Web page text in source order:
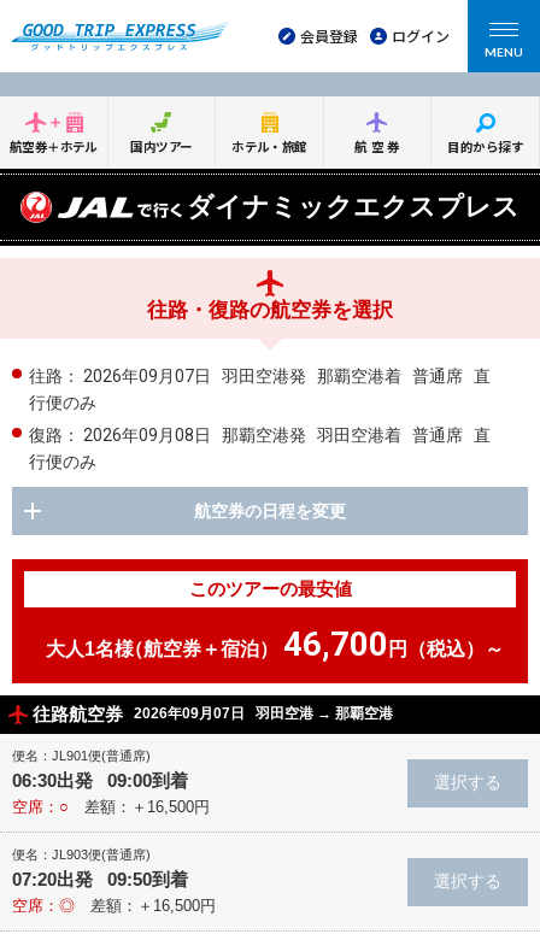
会員登録 ログイン
MENU
航空券＋ホテル 国内ツアー ホテル・旅館 航空券 目的から探す
ダイナミックエクスプレス
往路・復路の航空券を選択
往路： 2026年09月07日 羽田空港発 那覇空港着 普通席 直
行便のみ
復路：
2026年09月08日 那覇空港発 羽田空港着 普通席 直
行便のみ
航空券の日程を変更
このツアーの最安値
大人1名様（航空券＋宿泊） 46,700 円（税込）～
往路航空券 2026年09月07日 羽田空港 → 那覇空港
便名：JL901便(普通席)
06:30出発 09:00到着
空席：○ 差額：＋16,500円
便名：JL903便(普通席)
07:20出発 09:50到着
空席：◎ 差額：＋16,500円